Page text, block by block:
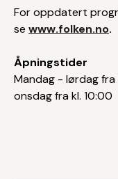
For oppdatert
se www.folken.no.
Åpningstider
Mandag - lørdag fra
onsdag fra kl. 10:00